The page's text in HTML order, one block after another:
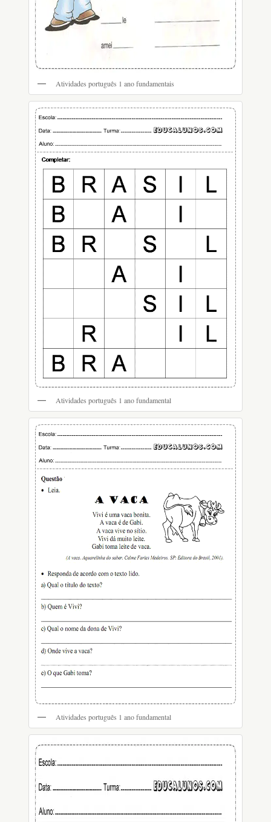
Atividades português 1 ano fundamentais
Atividades português 1 ano fundamental
Atividades português 1 ano fundamental